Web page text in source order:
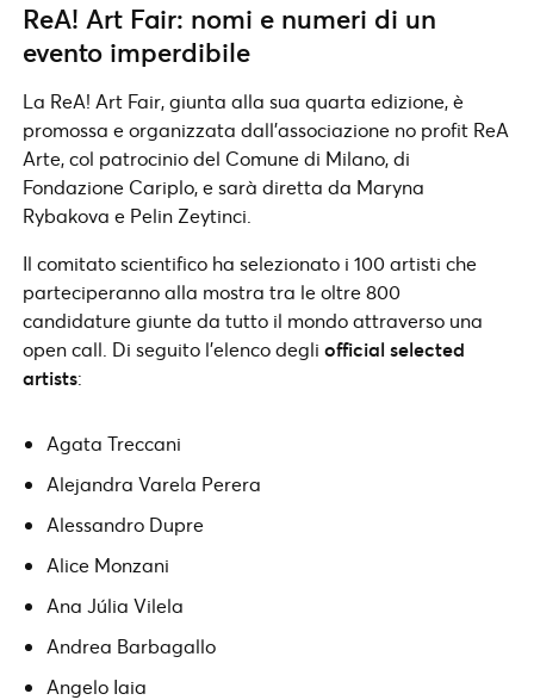
ReA! Art Fair: nomi e numeri di un
evento imperdibile
La ReA! Art Fair, giunta alla sua quarta edizione, è
promossa e organizzata dall’associazione no profit ReA
Arte, col patrocinio del Comune di Milano, di
Fondazione Cariplo, e sarà diretta da Maryna
Rybakova e Pelin Zeytinci.
Il comitato scientifico ha selezionato i 100 artisti che
parteciperanno alla mostra tra le oltre 800
candidature giunte da tutto il mondo attraverso una
open call. Di seguito l’elenco degli official selected
artists:
Agata Treccani
Alejandra Varela Perera
Alessandro Dupre
Alice Monzani
Ana Júlia Vilela
Andrea Barbagallo
Angelo Iaia